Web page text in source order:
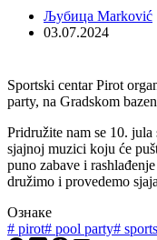
Љубица Marković
03.07.2024
Sportski centar Pirot
party, na Gradskom
Pridružite nam se 10.
sjajnoj muzici koju će
puno zabave i
družimo i provedemo
Ознаке
# pirot# pool party#